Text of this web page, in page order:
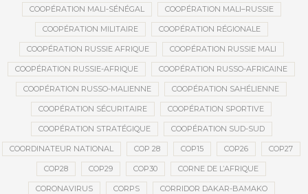
COOPÉRATION MALI-SÉNÉGAL COOPÉRATION MALI–RUSSIE
COOPÉRATION MILITAIRE COOPÉRATION RÉGIONALE
COOPÉRATION RUSSIE AFRIQUE COOPÉRATION RUSSIE MALI
COOPÉRATION RUSSIE-AFRIQUE COOPÉRATION RUSSO-AFRICAINE
COOPÉRATION RUSSO-MALIENNE COOPÉRATION SAHÉLIENNE
COOPÉRATION SÉCURITAIRE COOPÉRATION SPORTIVE
COOPÉRATION STRATÉGIQUE COOPÉRATION SUD-SUD
COORDINATEUR NATIONAL COP 28 COP15 COP26 COP27
COP28 COP29 COP30 CORNE DE L’AFRIQUE
CORONAVIRUS CORPS CORRIDOR DAKAR-BAMAKO